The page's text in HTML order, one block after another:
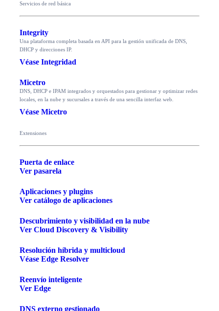
Servicios de red básica
Integrity
Una plataforma completa basada en API para la gestión unificada de DNS,
DHCP y direcciones IP.
Véase Integridad
Micetro
DNS, DHCP e IPAM integrados y orquestados para gestionar y optimizar redes
locales, en la nube y sucursales a través de una sencilla interfaz web.
Véase Micetro
Extensiones
Puerta de enlace
Ver pasarela
Aplicaciones y plugins
Ver catálogo de aplicaciones
Descubrimiento y visibilidad en la nube
Ver Cloud Discovery & Visibility
Resolución híbrida y multicloud
Véase Edge Resolver
Reenvío inteligente
Ver Edge
DNS externo gestionado